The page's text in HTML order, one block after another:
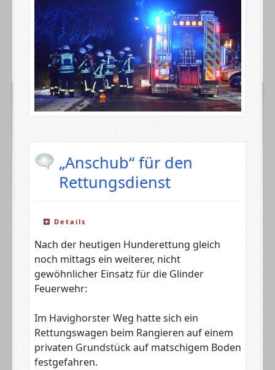
„Anschub“ für den
Rettungsdienst
Details
Nach der heutigen Hunderettung gleich
noch mittags ein weiterer, nicht
gewöhnlicher Einsatz für die Glinder
Feuerwehr:
Im Havighorster Weg hatte sich ein
Rettungswagen beim Rangieren auf einem
privaten Grundstück auf matschigem Boden
festgefahren.